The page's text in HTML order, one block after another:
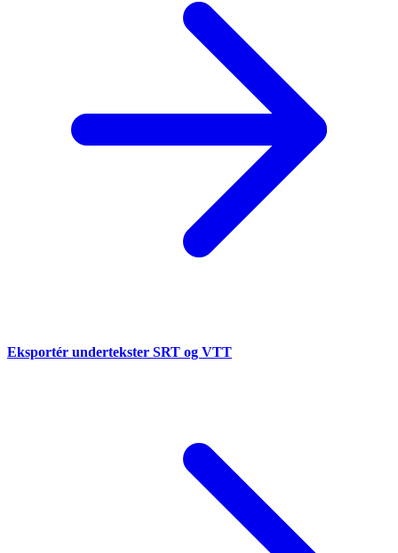
Eksportér undertekster SRT og VTT